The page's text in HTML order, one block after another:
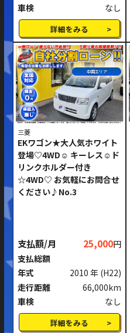
車検
なし
詳細をみる
中国エリア
三菱
EKワゴン★大人気ホワイト
登場♡4WD☺ キーレス☺ド
リンクホルダー付き
☆4WD♡ お気軽にお問合せ
ください♪No.3
支払額/月 25,000円
支払総額
年式
2010 年 (H22)
走行距離
66,000km
車検
なし
詳細をみる